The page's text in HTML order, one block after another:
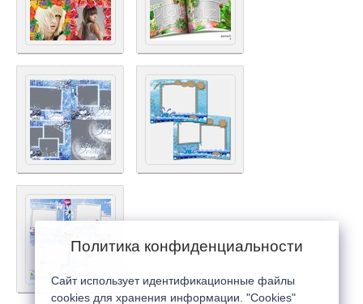
Политика конфиденциальности
Сайт использует идентификационные файлы
cookies для хранения информации. "Cookies"